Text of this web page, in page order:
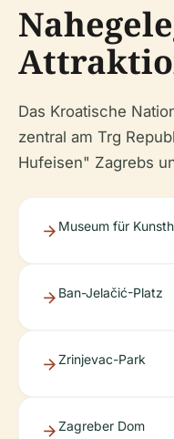
Das Kroatische
zentral am Trg
Hufeisen" Zagrebs
Museum für
Ban-Jelačić-Platz
Zrinjevac-Park
Zagreber Dom